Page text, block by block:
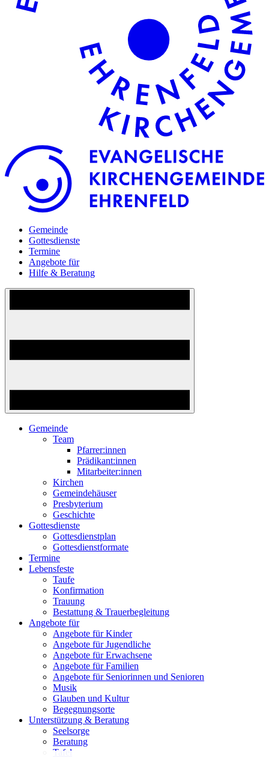
Gemeinde
Gottesdienste
Termine
Angebote für
Hilfe & Beratung
Gemeinde
Team
Pfarrer:innen
Prädikant:innen
Mitarbeiter:innen
Kirchen
Gemeindehäuser
Presbyterium
Geschichte
Gottesdienste
Gottesdienstplan
Gottesdienstformate
Termine
Lebensfeste
Taufe
Konfirmation
Trauung
Bestattung & Trauerbegleitung
Angebote für
Angebote für Kinder
Angebote für Jugendliche
Angebote für Erwachsene
Angebote für Familien
Angebote für Seniorinnen und Senioren
Musik
Glauben und Kultur
Begegnungsorte
Unterstützung & Beratung
Seelsorge
Beratung
Tafel